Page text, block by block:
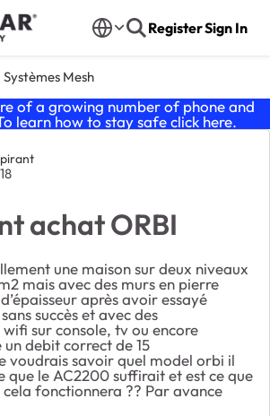
RegisterSign In
Mesh
of a growing number of phone and
learn how to stay safe click here.
achat ORBI
une maison sur deux niveaux
mais avec des murs en pierre
après avoir essayé
succès et avec des
sur console, tv ou encore
debit correct de 15
voudrais savoir quel model orbi il
que le AC2200 suffirait et est ce que
fonctionnera ?? Par avance